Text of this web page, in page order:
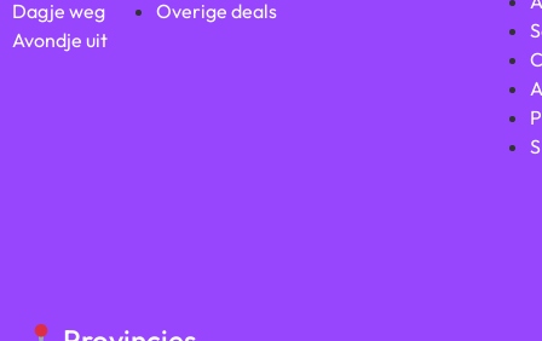
Dagje weg
Avondje uit
Overige deals